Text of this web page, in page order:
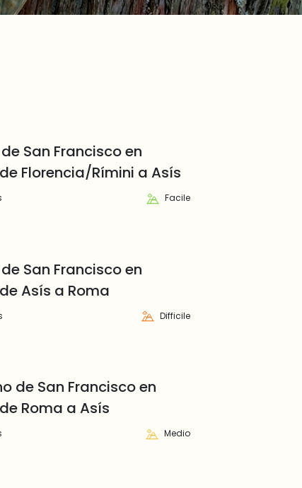
San Francisco en
Florencia/Rímini a Asís
Facile
San Francisco en
Asís a Roma
Difficile
de San Francisco en
Roma a Asís
Medio